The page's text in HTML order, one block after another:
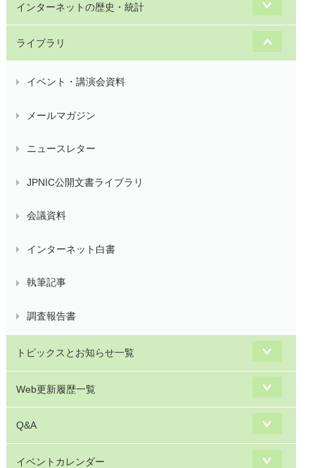
インターネットの歴史・統計
ライブラリ
イベント・講演会資料
メールマガジン
ニュースレター
JPNIC公開文書ライブラリ
会議資料
インターネット白書
執筆記事
調査報告書
トピックスとお知らせ一覧
Web更新履歴一覧
Q&A
イベントカレンダー